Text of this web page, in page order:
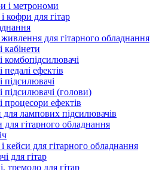
і метрономи
кофри для гітар
для гітарного обладнання
кабінети
комбопідсилювачі
педалі ефектів
підсилювачі
підсилювачі (голови)
процесори ефектів
лампових підсилювачів
для гітарного обладнання
кейси для гітарного обладнання
для гітар
тремоло для гітар